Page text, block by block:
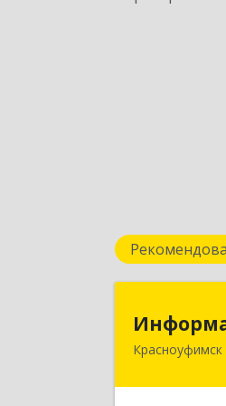
Красноуфимск